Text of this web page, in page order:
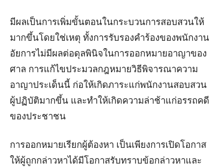
มีผลเป็นการเพิ่มขั้นตอนในกระบวนการสอบสวนให้
มากขึ้นโดยใช่เหตุ ทั้งการรับรองคำร้องของพนักงาน
อัยการไม่มีผลต่อดุลพินิจในการออกหมายอาญาของ
ศาล การแก้ไขประมวลกฎหมายวิธีพิจารณาความ
อาญาประเด็นนี้ ก่อให้เกิดภาระแก่พนักงานสอบสวน
ผู้ปฏิบัติมากขึ้น และทำให้เกิดความล่าช้าแก่อรรถคดี
ของประชาชน
การออกหมายเรียกผู้ต้องหา เป็นเพียงการเปิดโอกาส
ให้ผู้ถูกกล่าวหาได้มีโอกาสรับทราบข้อกล่าวหาและ